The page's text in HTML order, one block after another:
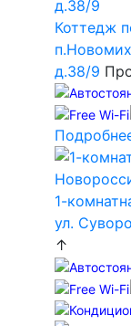
Коттедж
д.38/9
1-
ул.
↑